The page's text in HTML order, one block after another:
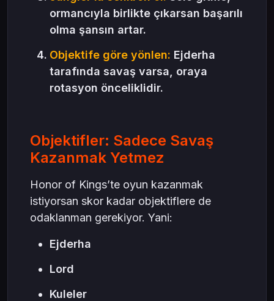
ormancıyla birlikte çıkarsan başarılı
olma şansın artar.
Objektife göre yönlen: Ejderha
tarafında savaş varsa, oraya
rotasyon önceliklidir.
Objektifler: Sadece Savaş
Kazanmak Yetmez
Honor of Kings’te oyun kazanmak
istiyorsan skor kadar objektiflere de
odaklanman gerekiyor. Yani:
Ejderha
Lord
Kuleler